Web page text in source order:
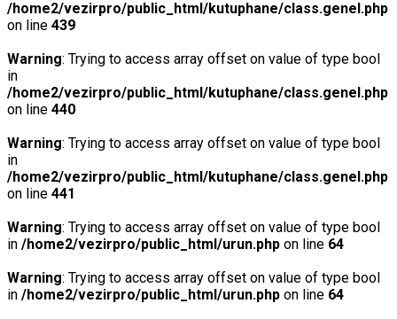
/home2/vezirpro/public_html/kutuphane/class.genel.php
on line 439
Warning: Trying to access array offset on value of type bool
in
/home2/vezirpro/public_html/kutuphane/class.genel.php
on line 440
Warning: Trying to access array offset on value of type bool
in
/home2/vezirpro/public_html/kutuphane/class.genel.php
on line 441
Warning: Trying to access array offset on value of type bool
in /home2/vezirpro/public_html/urun.php on line 64
Warning: Trying to access array offset on value of type bool
in /home2/vezirpro/public_html/urun.php on line 64